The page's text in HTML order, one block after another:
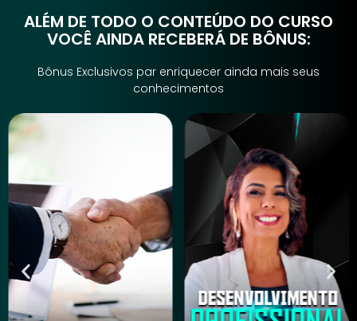
ALÉM DE TODO O CONTEÚDO DO CURSO
VOCÊ AINDA RECEBERÁ DE BÔNUS:
Bônus Exclusivos par enriquecer ainda mais seus
conhecimentos